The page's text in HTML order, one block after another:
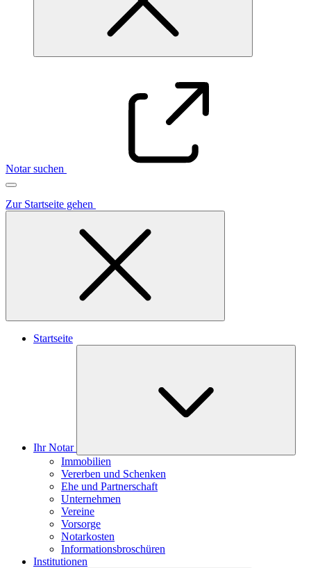
Notar suchen
Zur Startseite gehen
Startseite
Ihr Notar
Immobilien
Vererben und Schenken
Ehe und Partnerschaft
Unternehmen
Vereine
Vorsorge
Notarkosten
Informationsbroschüren
Institutionen